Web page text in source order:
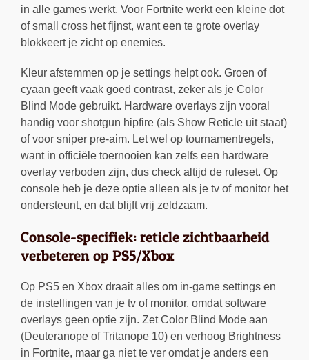
in alle games werkt. Voor Fortnite werkt een kleine dot
of small cross het fijnst, want een te grote overlay
blokkeert je zicht op enemies.
Kleur afstemmen op je settings helpt ook. Groen of
cyaan geeft vaak goed contrast, zeker als je Color
Blind Mode gebruikt. Hardware overlays zijn vooral
handig voor shotgun hipfire (als Show Reticle uit staat)
of voor sniper pre-aim. Let wel op tournamentregels,
want in officiële toernooien kan zelfs een hardware
overlay verboden zijn, dus check altijd de ruleset. Op
console heb je deze optie alleen als je tv of monitor het
ondersteunt, en dat blijft vrij zeldzaam.
Console-specifiek: reticle zichtbaarheid
verbeteren op PS5/Xbox
Op PS5 en Xbox draait alles om in-game settings en
de instellingen van je tv of monitor, omdat software
overlays geen optie zijn. Zet Color Blind Mode aan
(Deuteranope of Tritanope 10) en verhoog Brightness
in Fortnite, maar ga niet te ver omdat je anders een